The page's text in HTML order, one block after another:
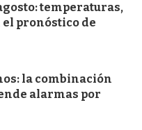
temperaturas,
pronóstico de
la combinación
alarmas por